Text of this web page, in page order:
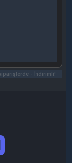
- İndirimli!